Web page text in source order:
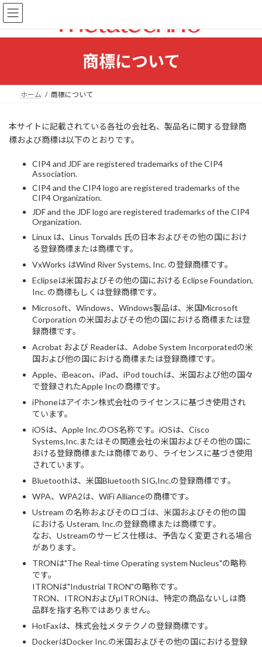
コ
ン
テ
ン
キ
ナ
ビ
ゲ
ー
に
商標について
ホーム 商標について
本サイトに記載されている各社の会社名、製品名に関する登録商
標および商標は以下のとおりです。
CIP4 and JDF are registered trademarks of the CIP4
Association.
CIP4 and the CIP4 logo are registered trademarks of the
CIP4 Organization.
JDF and the JDF logo are registered trademarks of the CIP4
Organization.
Linux は、Linus Torvalds 氏の日本およびその他の国におけ
る登録商標または商標です。
VxWorks はWind River Systems, Inc. の登録商標です。
Eclipseは米国およびその他の国における Eclipse Foundation,
Inc. の商標もしくは登録商標です。
Microsoft、Windows、Windows製品は、米国Microsoft
Corporation の米国およびその他の国における商標または登
録商標です。
Acrobat および Readerは、Adobe System Incorporatedの米
国および他の国における商標または登録商標です。
Apple、iBeacon、iPad、iPod touchは、米国および他の国々
で登録されたApple Incの商標です。
iPhoneはアイホン株式会社のライセンスに基づき使用され
ています。
iOSは、Apple Inc.のOS名称です。iOSは、Cisco
Systems,Inc.またはその関連会社の米国およびその他の国に
おける登録商標または商標であり、ライセンスに基づき使用
されています。
Bluetoothは、米国Bluetooth SIG,Inc.の登録商標です。
WPA、WPA2は、WiFi Allianceの商標です。
Ustream の名称およびそのロゴは、米国およびその他の国
における Usteram, Inc.の登録商標または商標です。
なお、Ustreamのサービス仕様は、予告なく変更される場合
があります。
TRONは"The Real-time Operating system Nucleus"の略称
です。
ITRONは"Industrial TRON"の略称です。
TRON、ITRONおよびμITRONは、特定の商品ないしは商
品群を指す名称ではありません。
HotFaxは、株式会社メタテクノの登録商標です。
DockerはDocker Inc.の米国およびその他の国における登録